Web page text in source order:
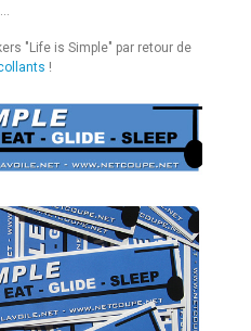
"Life is Simple" par retour de
!